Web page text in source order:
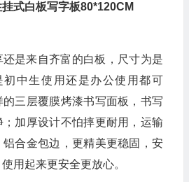
式白板写字板80*120CM
是来自齐富的白板，尺寸为是
初中生使用还是办公使用都可
的三层覆膜烤漆书写面板，书写
加厚设计不怕摔更耐用，运输
合金包边，更精美更稳固，安
用起来更安全更放心。